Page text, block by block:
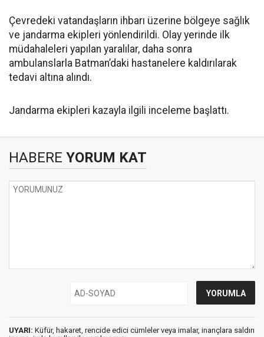
Çevredeki vatandaşların ihbarı üzerine bölgeye sağlık
ve jandarma ekipleri yönlendirildi. Olay yerinde ilk
müdahaleleri yapılan yaralılar, daha sonra
ambulanslarla Batman’daki hastanelere kaldırılarak
tedavi altına alındı.
Jandarma ekipleri kazayla ilgili inceleme başlattı.
HABERE YORUM KAT
UYARI: Küfür, hakaret, rencide edici cümleler veya imalar, inançlara saldırı